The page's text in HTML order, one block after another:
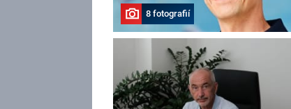
8 fotografií